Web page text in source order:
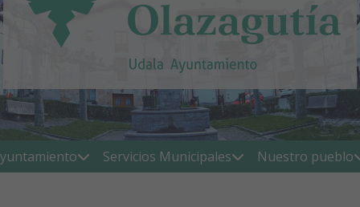
Servicios Municipales Nuestro pueblo